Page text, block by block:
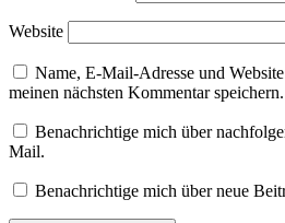
Website
Name, E-Mail-Adresse und
meinen nächsten Kommentar speichern.
Benachrichtige mich über
Mail.
Benachrichtige mich über neue